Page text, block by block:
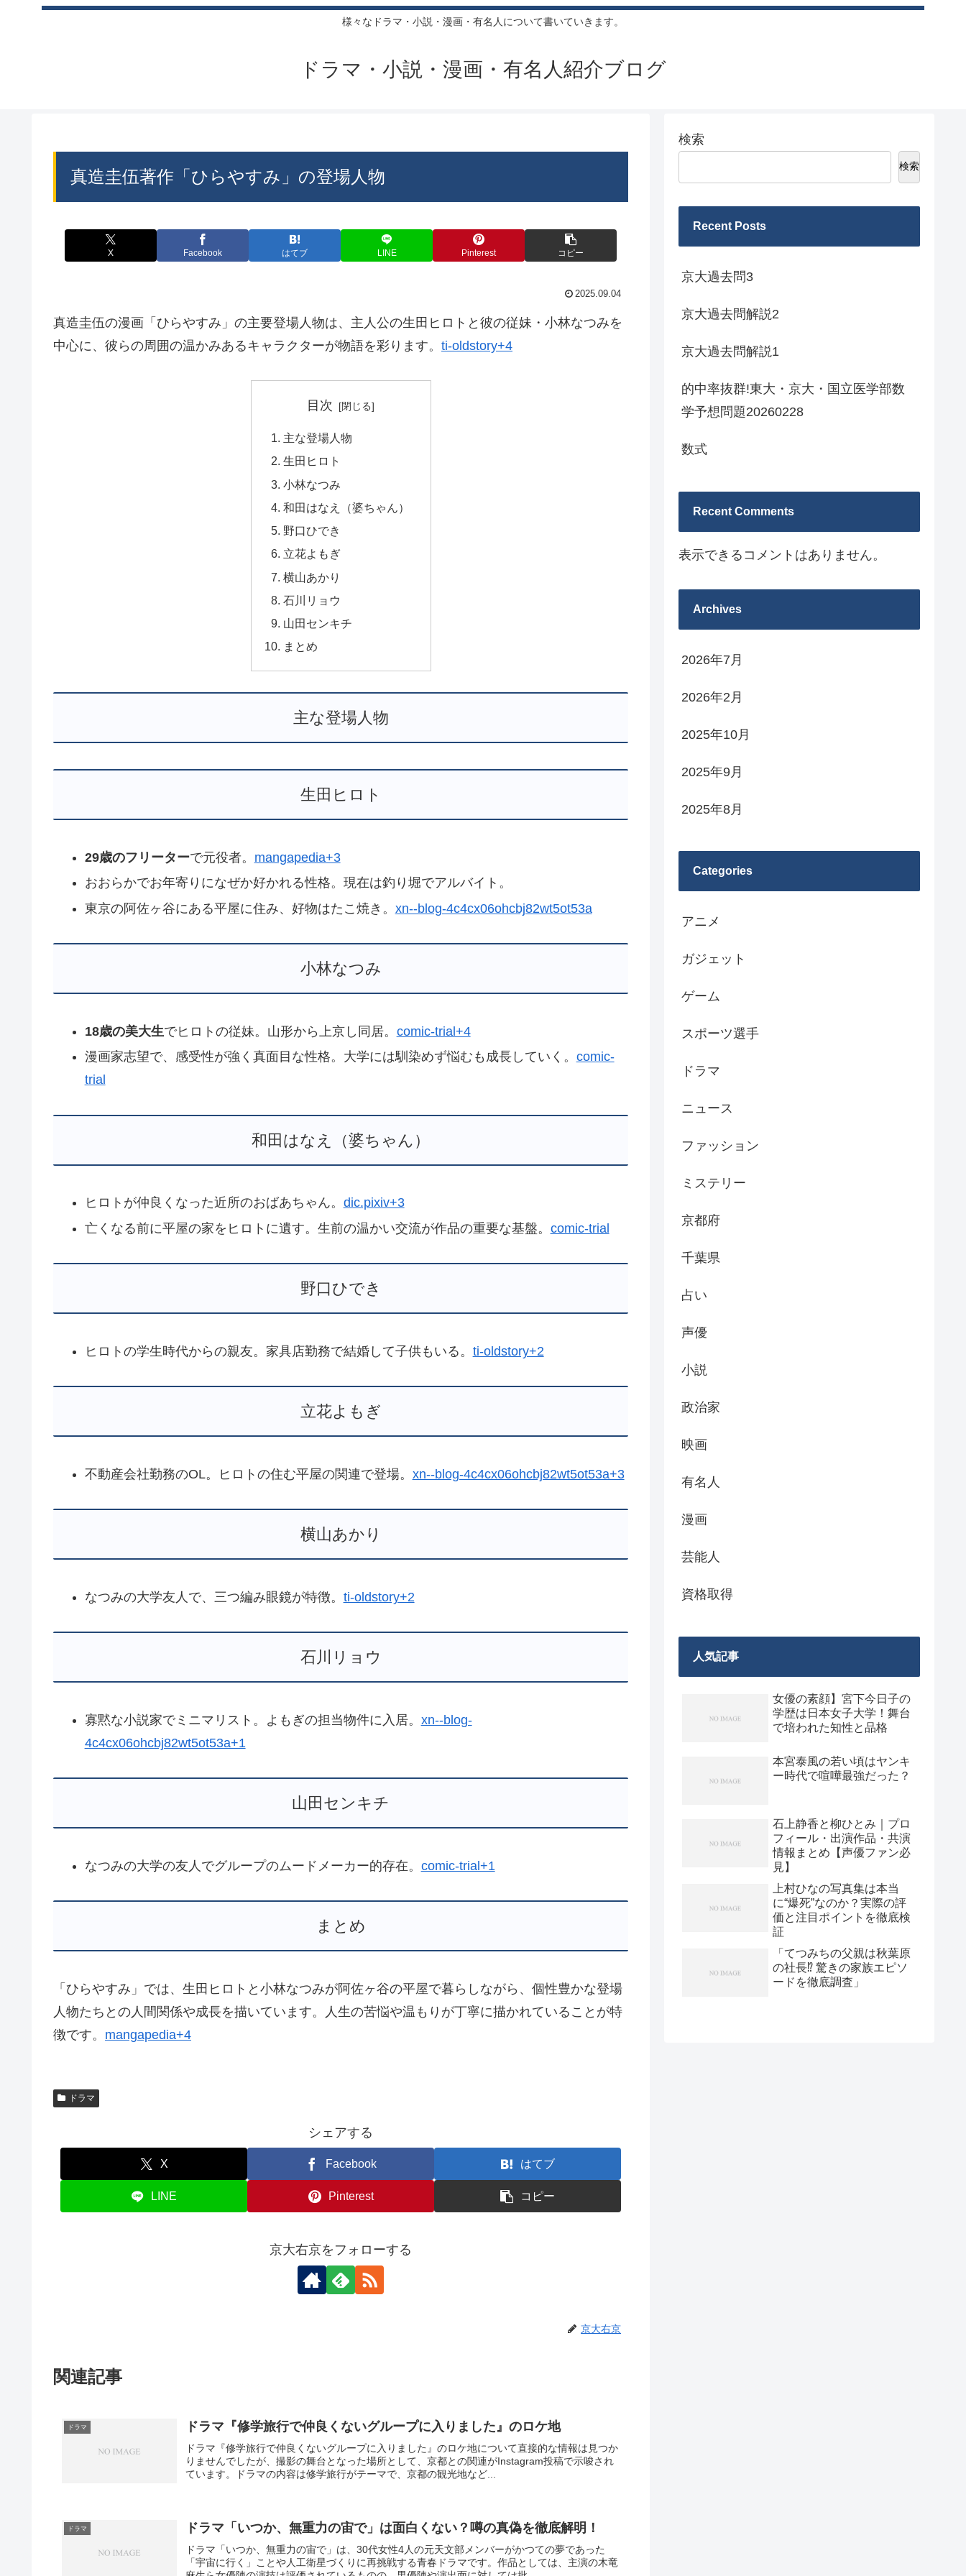
様々なドラマ・小説・漫画・有名人について書いていきます。
ドラマ・小説・漫画・有名人紹介ブログ
真造圭伍著作「ひらやすみ」の登場人物
X Facebook はてブ LINE Pinterest コピー
2025.09.04
真造圭伍の漫画「ひらやすみ」の主要登場人物は、主人公の生田ヒロトと彼の従妹・小林なつみを
中心に、彼らの周囲の温かみあるキャラクターが物語を彩ります。 ti-oldstory+4
目次
主な登場人物
生田ヒロト
小林なつみ
和田はなえ（婆ちゃん）
野口ひでき
立花よもぎ
横山あかり
石川リョウ
山田センキチ
まとめ
主な登場人物
生田ヒロト
29歳のフリーターで元役者。 mangapedia+3
おおらかでお年寄りになぜか好かれる性格。現在は釣り堀でアルバイト。
東京の阿佐ヶ谷にある平屋に住み、好物はたこ焼き。 xn--blog-4c4cx06ohcbj82wt5ot53a
小林なつみ
18歳の美大生でヒロトの従妹。山形から上京し同居。 comic-trial+4
漫画家志望で、感受性が強く真面目な性格。大学には馴染めず悩むも成長していく。 comic-
trial
和田はなえ（婆ちゃん）
ヒロトが仲良くなった近所のおばあちゃん。 dic.pixiv+3
亡くなる前に平屋の家をヒロトに遺す。生前の温かい交流が作品の重要な基盤。 comic-trial
野口ひでき
ヒロトの学生時代からの親友。家具店勤務で結婚して子供もいる。 ti-oldstory+2
立花よもぎ
不動産会社勤務のOL。ヒロトの住む平屋の関連で登場。 xn--blog-4c4cx06ohcbj82wt5ot53a+3
横山あかり
なつみの大学友人で、三つ編み眼鏡が特徴。 ti-oldstory+2
石川リョウ
寡黙な小説家でミニマリスト。よもぎの担当物件に入居。 xn--blog-
4c4cx06ohcbj82wt5ot53a+1
山田センキチ
なつみの大学の友人でグループのムードメーカー的存在。 comic-trial+1
まとめ
「ひらやすみ」では、生田ヒロトと小林なつみが阿佐ヶ谷の平屋で暮らしながら、個性豊かな登場
人物たちとの人間関係や成長を描いています。人生の苦悩や温もりが丁寧に描かれていることが特
徴です。 mangapedia+4
ドラマ
シェアする
X Facebook はてブ
LINE Pinterest コピー
京大右京をフォローする
京大右京
関連記事
ドラマ ドラマ『修学旅行で仲良くないグループに入りました』のロケ地
ドラマ『修学旅行で仲良くないグループに入りました』のロケ地について直接的な情報は見つか
りませんでしたが、撮影の舞台となった場所として、京都との関連がInstagram投稿で示唆され
ています。ドラマの内容は修学旅行がテーマで、京都の観光地など...
ドラマ ドラマ「いつか、無重力の宙で」は面白くない？噂の真偽を徹底解明！
ドラマ「いつか、無重力の宙で」は、30代女性4人の元天文部メンバーがかつての夢であった
「宇宙に行く」ことや人工衛星づくりに再挑戦する青春ドラマです。作品としては、主演の木竜
検索
検索
Recent Posts
京大過去問3
京大過去問解説2
京大過去問解説1
的中率抜群!東大・京大・国立医学部数
学予想問題20260228
数式
Recent Comments
表示できるコメントはありません。
Archives
2026年7月
2026年2月
2025年10月
2025年9月
2025年8月
Categories
アニメ
ガジェット
ゲーム
スポーツ選手
ドラマ
ニュース
ファッション
ミステリー
京都府
千葉県
占い
声優
小説
政治家
映画
有名人
漫画
芸能人
資格取得
人気記事
女優の素顔】宮下今日子の
学歴は日本女子大学！舞台
で培われた知性と品格
本宮泰風の若い頃はヤンキ
ー時代で喧嘩最強だった？
石上静香と柳ひとみ｜プロ
フィール・出演作品・共演
情報まとめ【声優ファン必
見】
上村ひなの写真集は本当
に“爆死”なのか？実際の評
価と注目ポイントを徹底検
証
「てつみちの父親は秋葉原
の社長⁉ 驚きの家族エピソ
ードを徹底調査」